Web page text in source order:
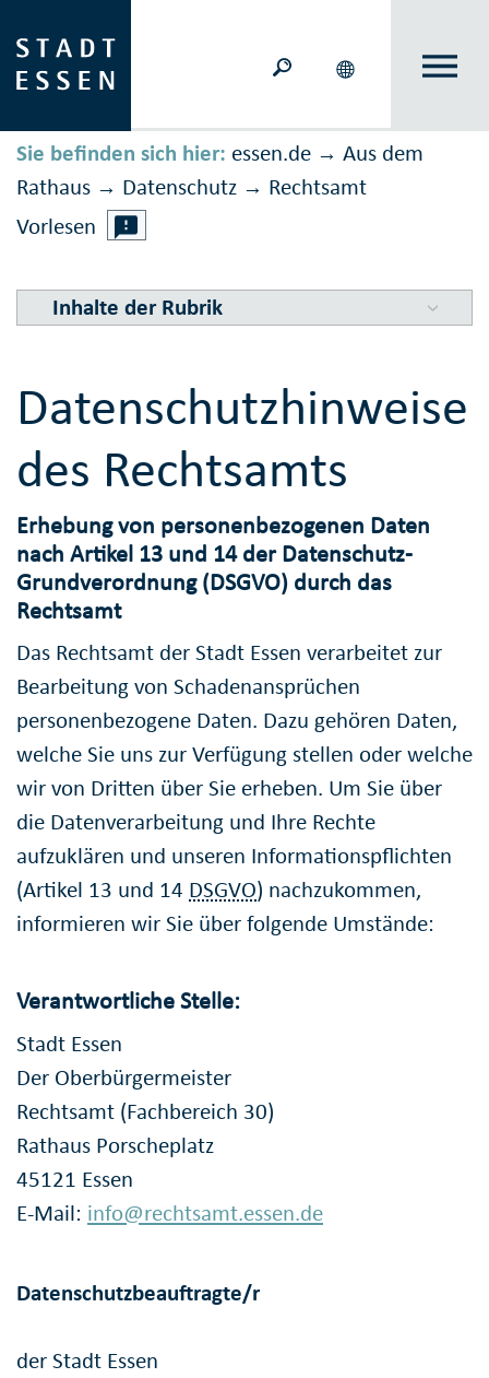
Sie befinden sich hier: essen.de → Aus dem
Rathaus → Daten­schutz → Rechtsamt
Vorlesen
Inhalte der Rubrik
Datenschutzhinweise
des Rechtsamts
Erhebung von personenbezogenen Daten
nach Artikel 13 und 14 der Datenschutz-
Grundverordnung (DSGVO) durch das
Rechtsamt
Das Rechtsamt der Stadt Essen verarbeitet zur
Bearbeitung von Schadenansprüchen
personenbezogene Daten. Dazu gehören Daten,
welche Sie uns zur Verfügung stellen oder welche
wir von Dritten über Sie erheben. Um Sie über
die Datenverarbeitung und Ihre Rechte
aufzuklären und unseren Informationspflichten
(Artikel 13 und 14 DSGVO) nachzukommen,
informieren wir Sie über folgende Umstände:
Verantwortliche Stelle:
Stadt Essen
Der Oberbürgermeister
Rechtsamt (Fachbereich 30)
Rathaus Porscheplatz
45121 Essen
E-Mail: info@rechtsamt.essen.de
Datenschutzbeauftragte/r
der Stadt Essen